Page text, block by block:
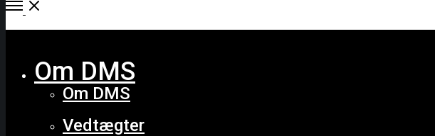
Open
Om DMS
Om DMS
Vedtægter